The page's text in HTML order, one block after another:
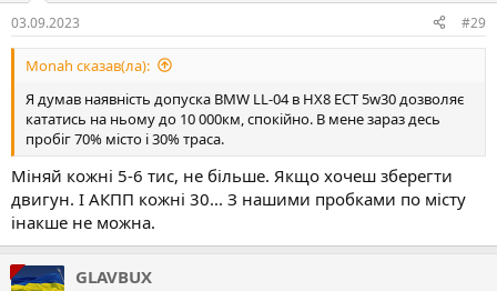
03.09.2023 #29
Monah сказав(ла):
Я думав наявність допуска BMW LL-04 в HX8 ЕСТ 5w30 дозволяє
кататись на ньому до 10 000км, спокійно. В мене зараз десь
пробіг 70% місто і 30% траса.
Міняй кожні 5-6 тис, не більше. Якщо хочеш зберегти
двигун. І АКПП кожні 30... З нашими пробками по місту
інакше не можна.
GLAVBUX